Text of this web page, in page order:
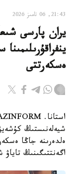
21:43, 06 تامىز 2026
يران پارسى
ەسكەرتتى
شيەلەنىستىڭ
اگەنتتىگىنىڭ